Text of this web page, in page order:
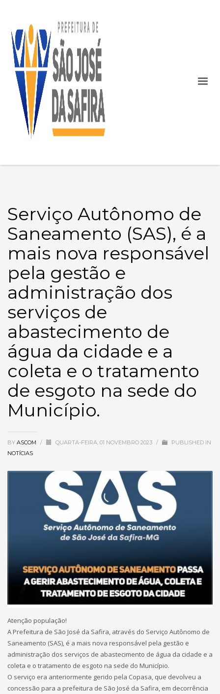
Serviço Autônomo de
Saneamento (SAS), é a
mais nova responsável
pela gestão e
administração dos
serviços de
abastecimento de
água da cidade e a
coleta e o tratamento
de esgoto na sede do
Município.
BY ASCOM / QUARTA-FEIRA, 01 NOVEMBRO 2023 /
PUBLISHED IN
NOTÍCIAS
Atenção população!
A Prefeitura de São José da Safira, através do Serviço Autônomo de
Saneamento (SAS), é a mais nova responsável pela gestão e
administração dos serviços de abastecimento de água da cidade e a
coleta e o tratamento de esgoto na sede do Município.
O serviço era anteriormente gerido pela Copasa, que devolveu a
concessão para a prefeitura de São José da Safira, em decorrência